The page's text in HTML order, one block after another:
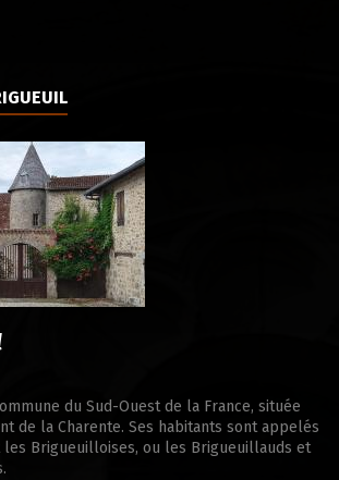
du Sud-Ouest de la France, située
de la Charente. Ses habitants sont appelés
Brigueuilloises, ou les Brigueuillauds et